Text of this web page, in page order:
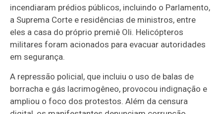
incendiaram prédios públicos, incluindo o Parlamento,
a Suprema Corte e residências de ministros, entre
eles a casa do próprio premiê Oli. Helicópteros
militares foram acionados para evacuar autoridades
em segurança.
A repressão policial, que incluiu o uso de balas de
borracha e gás lacrimogêneo, provocou indignação e
ampliou o foco dos protestos. Além da censura